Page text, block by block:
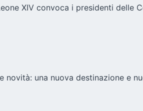
XIV convoca i presidenti delle
novità: una nuova destinazione e